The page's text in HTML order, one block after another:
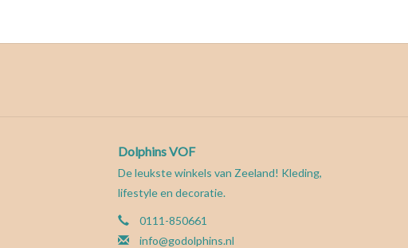
Dolphins VOF
De leukste winkels van Zeeland! Kleding,
lifestyle en decoratie.
0111-850661
info@godolphins.nl